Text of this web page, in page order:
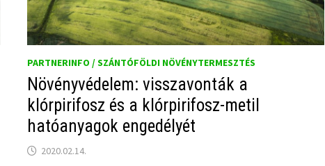
PARTNERINFO / SZÁNTÓFÖLDI NÖVÉNYTERMESZTÉS
Növényvédelem: visszavonták a
klórpirifosz és a klórpirifosz-metil
hatóanyagok engedélyét
2020.02.14.